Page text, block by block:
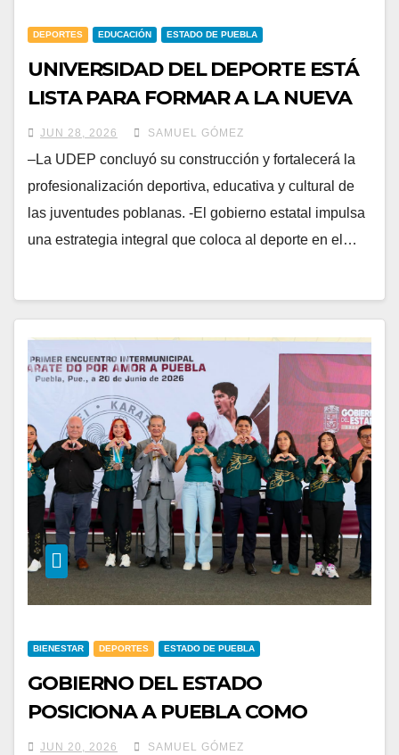
DEPORTES EDUCACIÓN ESTADO DE PUEBLA
UNIVERSIDAD DEL DEPORTE ESTÁ
LISTA PARA FORMAR A LA NUEVA
GENERACIÓN DE ATLETAS:
ARMENTA MIER
JUN 28, 2026 SAMUEL GÓMEZ
–La UDEP concluyó su construcción y fortalecerá la
profesionalización deportiva, educativa y cultural de
las juventudes poblanas. -El gobierno estatal impulsa
una estrategia integral que coloca al deporte en el…
BIENESTAR DEPORTES ESTADO DE PUEBLA
GOBIERNO DEL ESTADO
POSICIONA A PUEBLA COMO
EPICENTRO DEL DEPORTE CON
JUN 20, 2026 SAMUEL GÓMEZ